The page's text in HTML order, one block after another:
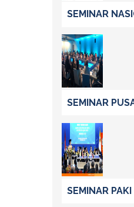
SEMINAR
SEMINAR
SEMINAR PAKI